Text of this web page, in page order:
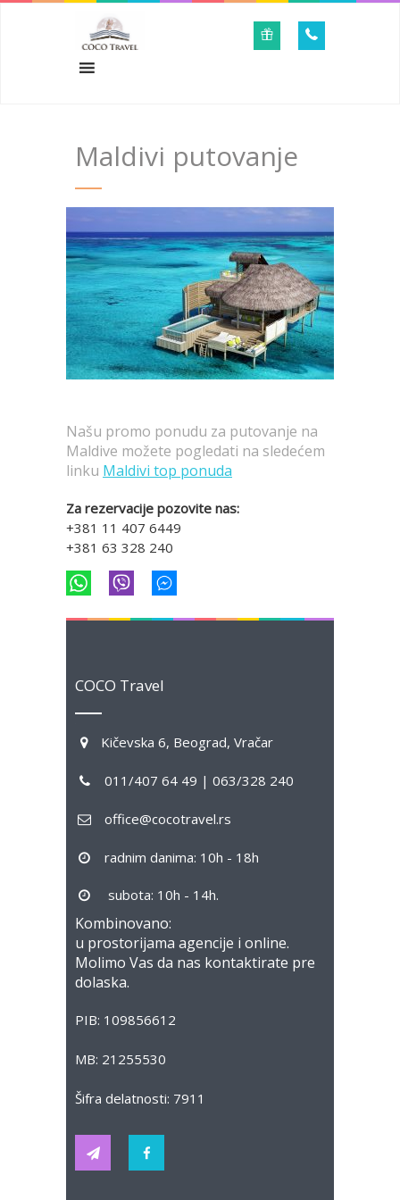
Maldivi putovanje
Našu promo ponudu za putovanje na
Maldive možete pogledati na sledećem
linku Maldivi top ponuda
Za rezervacije pozovite nas:
+381 11 407 6449
+381 63 328 240
COCO Travel
Kičevska 6, Beograd, Vračar
011/407 64 49 | 063/328 240
office@cocotravel.rs
radnim danima: 10h - 18h
subota: 10h - 14h.
Kombinovano:
u prostorijama agencije i online.
Molimo Vas da nas kontaktirate pre
dolaska.
PIB: 109856612
MB: 21255530
Šifra delatnosti: 7911